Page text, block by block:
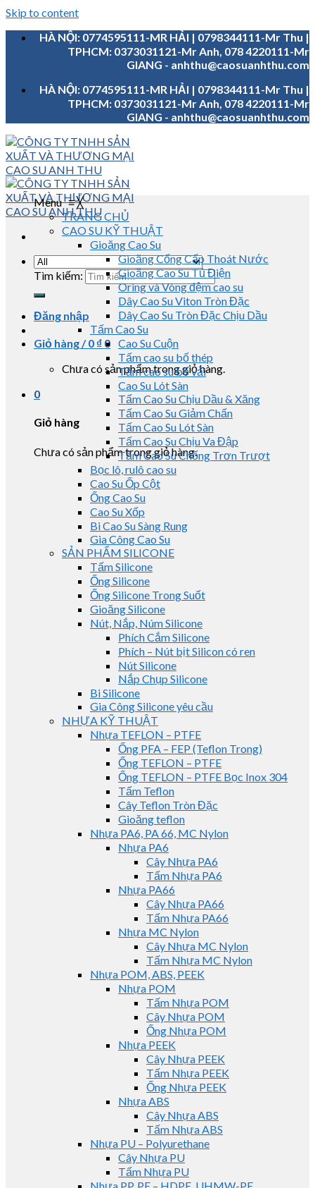
Skip to content
HÀ NỘI: 0774595111-MR HẢI | 0798344111-Mr Thu |
TPHCM: 0373031121-Mr Anh, 078 4220111-Mr
GIANG - anhthu@caosuanhthu.com
HÀ NỘI: 0774595111-MR HẢI | 0798344111-Mr Thu |
TPHCM: 0373031121-Mr Anh, 078 4220111-Mr
GIANG - anhthu@caosuanhthu.com
Tìm kiếm:
Đăng nhập
Giỏ hàng /0 ₫ 0
Chưa có sản phẩm trong giỏ hàng.
0
Giỏ hàng
Chưa có sản phẩm trong giỏ hàng.
Menu≡╳
TRANG CHỦ
CAO SU KỸ THUẬT
Gioăng Cao Su
Gioăng Cống Cấp Thoát Nước
Gioăng Cao Su Tủ Điện
Oring và Vòng đệm cao su
Dây Cao Su Viton Tròn Đặc
Dây Cao Su Tròn Đặc Chịu Dầu
Tấm Cao Su
Cao Su Cuộn
Tấm cao su bố thép
Tấm cao su bố vải
Cao Su Lót Sàn
Tấm Cao Su Chịu Dầu & Xăng
Tấm Cao Su Giảm Chấn
Tấm Cao Su Lót Sàn
Tấm Cao Su Chịu Va Đập
Tấm Cao Su Chống Trơn Trượt
Bọc lô, rulô cao su
Cao Su Ốp Cột
Ống Cao Su
Cao Su Xốp
Bi Cao Su Sàng Rung
Gia Công Cao Su
SẢN PHẨM SILICONE
Tấm Silicone
Ống Silicone
Ống Silicone Trong Suốt
Gioăng Silicone
Nút, Nắp, Núm Silicone
Phích Cắm Silicone
Phích – Nút bịt Silicon có ren
Nút Silicone
Nắp Chụp Silicone
Bi Silicone
Gia Công Silicone yêu cầu
NHỰA KỸ THUẬT
Nhựa TEFLON – PTFE
Ống PFA – FEP (Teflon Trong)
Ống TEFLON – PTFE
Ống TEFLON – PTFE Bọc Inox 304
Tấm Teflon
Cây Teflon Tròn Đặc
Gioăng teflon
Nhựa PA6, PA 66, MC Nylon
Nhựa PA6
Cây Nhựa PA6
Tấm Nhựa PA6
Nhựa PA66
Cây Nhựa PA66
Tấm Nhựa PA66
Nhựa MC Nylon
Cây Nhựa MC Nylon
Tấm Nhựa MC Nylon
Nhựa POM, ABS, PEEK
Nhựa POM
Tấm Nhựa POM
Cây Nhựa POM
Ống Nhựa POM
Nhựa PEEK
Cây Nhựa PEEK
Tấm Nhựa PEEK
Ống Nhựa PEEK
Nhựa ABS
Cây Nhựa ABS
Tấm Nhựa ABS
Nhựa PU – Polyurethane
Cây Nhựa PU
Tấm Nhựa PU